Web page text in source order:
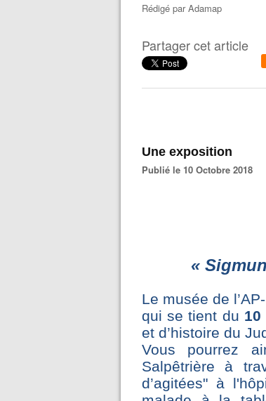
Rédigé parAdamap
Partager cet article
Une exposition
Publié le 10 Octobre 2018
«
Le musée de
qui se tient du 10
et d’histoire du
Vous pourrez
Salpêtrière à
d’agitées" à